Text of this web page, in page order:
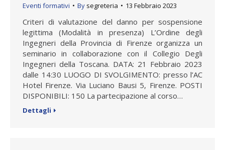
Eventi formativi By segreteria 13 Febbraio 2023
Criteri di valutazione del danno per sospensione
legittima (Modalità in presenza) L’Ordine degli
Ingegneri della Provincia di Firenze organizza un
seminario in collaborazione con il Collegio Degli
Ingegneri della Toscana. DATA: 21 Febbraio 2023
dalle 14:30 LUOGO DI SVOLGIMENTO: presso l’AC
Hotel Firenze. Via Luciano Bausi 5, Firenze. POSTI
DISPONIBILI: 150 La partecipazione al corso…
Dettagli